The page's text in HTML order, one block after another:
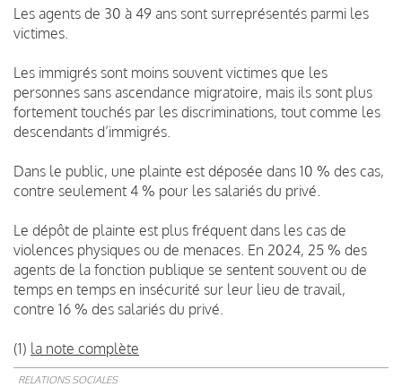
Les agents de 30 à 49 ans sont surreprésentés parmi les
victimes.
Les immigrés sont moins souvent victimes que les
personnes sans ascendance migratoire, mais ils sont plus
fortement touchés par les discriminations, tout comme les
descendants d’immigrés.
Dans le public, une plainte est déposée dans 10 % des cas,
contre seulement 4 % pour les salariés du privé.
Le dépôt de plainte est plus fréquent dans les cas de
violences physiques ou de menaces. En 2024, 25 % des
agents de la fonction publique se sentent souvent ou de
temps en temps en insécurité sur leur lieu de travail,
contre 16 % des salariés du privé.
(1) la note complète
RELATIONS SOCIALES